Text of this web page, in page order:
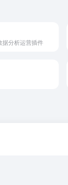
据分析运营插件